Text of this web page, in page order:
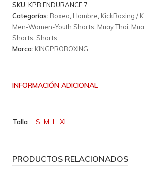
Endurance
7
cantidad
SKU: KPB ENDURANCE 7
Categorías: Boxeo Hombre KickBoxing /
Men-Women-Youth Shorts Muay Thai
Shorts Shorts
Marca: KINGPROBOXING
INFORMACIÓN ADICIONAL
Talla S, M, L, XL
PRODUCTOS RELACIONADOS